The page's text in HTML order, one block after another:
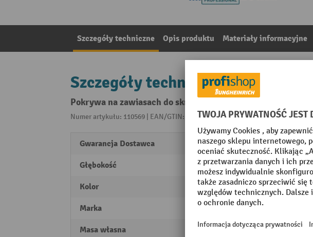
Szczegóły techniczne Opis produktu Materiały informacyjne
Szczegóły techniczne
Pokrywa na zawiasach do skrzynki euro fetra®
Numer artykułu: 110569 | EAN/GTIN: 4017976013381Z kategorii:Skrzynki
Gwarancja Dostawca 10
Głębokość 400 mm
Kolor czarny
Marka fetra®
Masa własna 0,7 kg